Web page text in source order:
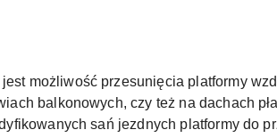
możliwość przesunięcia platformy
balkonowych, czy też na dachach
sań jezdnych platformy do